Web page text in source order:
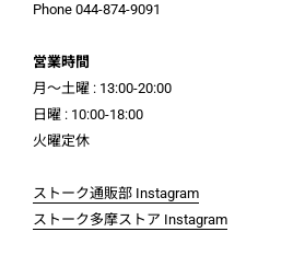
Phone 044-874-9091
営業時間
月～土曜 : 13:00-20:00
日曜 : 10:00-18:00
火曜定休
ストーク通販部 Instagram
ストーク多摩ストア Instagram